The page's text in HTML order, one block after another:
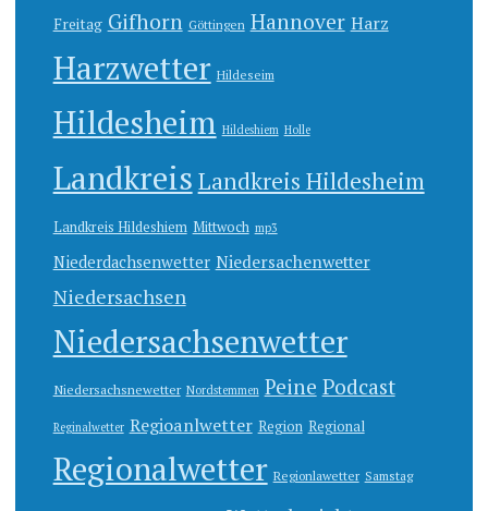
Freitag Gifhorn Göttingen Hannover Harz
Harzwetter Hildeseim
Hildesheim Hildeshiem Holle
Landkreis Landkreis Hildesheim
Landkreis Hildeshiem Mittwoch mp3
Niederdachsenwetter Niedersachenwetter
Niedersachsen
Niedersachsenwetter
Niedersachsnewetter Nordstemmen Peine Podcast
Reginalwetter Regioanlwetter Region Regional
Regionalwetter Regionlawetter Samstag